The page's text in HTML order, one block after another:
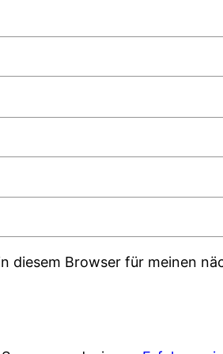
diesem Browser für meinen